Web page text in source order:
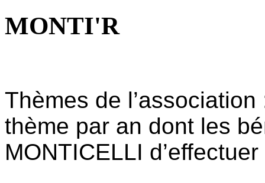
MONTI'R
Thèmes de l’
thème par an dont les
MONTICELLI d’effectuer